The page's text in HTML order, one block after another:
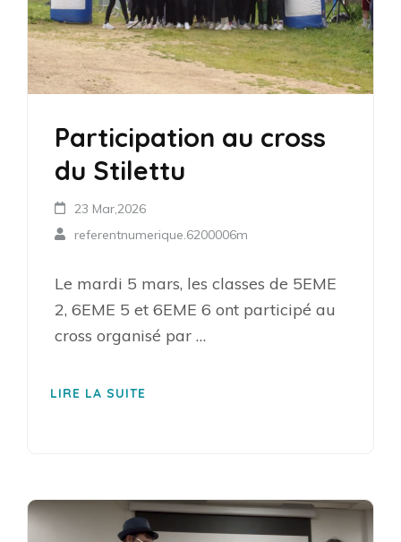
Participation au cross
du Stilettu
23 Mar,2026
referentnumerique.6200006m
Le mardi 5 mars, les classes de 5EME
2, 6EME 5 et 6EME 6 ont participé au
cross organisé par …
LIRE LA SUITE